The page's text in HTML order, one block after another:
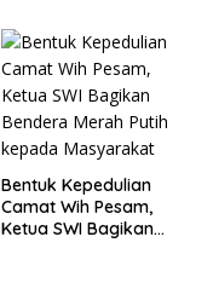
dan Puluhan Plastik
Klip
Bentuk Kepedulian
Camat Wih Pesam,
Ketua SWI Bagikan